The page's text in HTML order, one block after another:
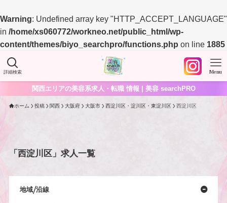
Warning: Undefined array key "HTTP_ACCEPT_LANGUAGE"
in /home/xs060772/workneo.net/public_html/wp-
content/themes/biyo_searchpro/functions.php on line 1885
詳細検索 Menu
関西エリアの美容系求人・転職 情報 | 美容 searchPRO
ホーム 投稿 関西 大阪府 大阪市 西淀川区・淀川区・東淀川区 西淀川区
「西淀川区」求人一覧
地域/沿線